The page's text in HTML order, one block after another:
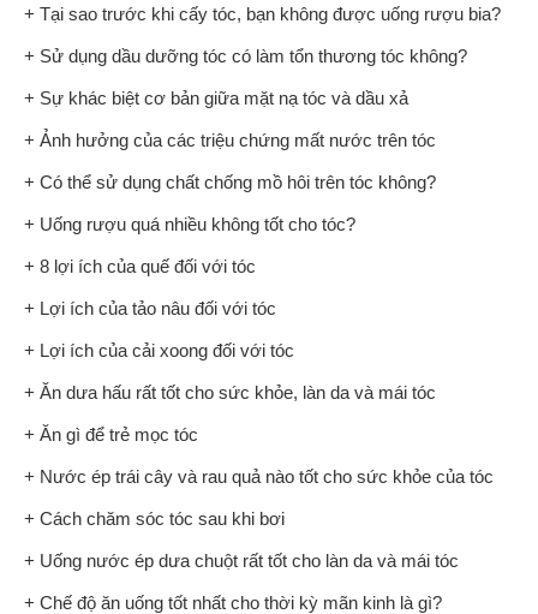
+ Tại sao trước khi cấy tóc, bạn không được uống rượu bia?
+ Sử dụng dầu dưỡng tóc có làm tổn thương tóc không?
+ Sự khác biệt cơ bản giữa mặt nạ tóc và dầu xả
+ Ảnh hưởng của các triệu chứng mất nước trên tóc
+ Có thể sử dụng chất chống mồ hôi trên tóc không?
+ Uống rượu quá nhiều không tốt cho tóc?
+ 8 lợi ích của quế đối với tóc
+ Lợi ích của tảo nâu đối với tóc
+ Lợi ích của cải xoong đối với tóc
+ Ăn dưa hấu rất tốt cho sức khỏe, làn da và mái tóc
+ Ăn gì để trẻ mọc tóc
+ Nước ép trái cây và rau quả nào tốt cho sức khỏe của tóc
+ Cách chăm sóc tóc sau khi bơi
+ Uống nước ép dưa chuột rất tốt cho làn da và mái tóc
+ Chế độ ăn uống tốt nhất cho thời kỳ mãn kinh là gì?